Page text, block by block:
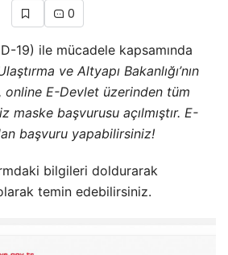
0
19) ile mücadele kapsamında
ve Altyapı Bakanlığı’nın
online E-Devlet üzerinden tüm
maske başvurusu açılmıştır. E-
başvuru yapabilirsiniz!
bilgileri doldurarak
temin edebilirsiniz.